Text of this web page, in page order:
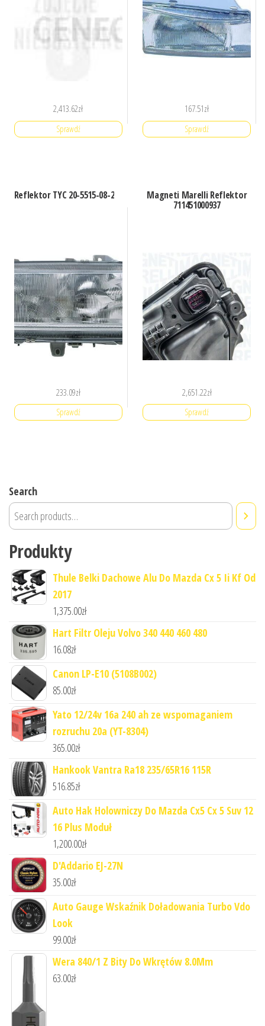
2,413.62zł
Sprawdź
167.51zł
Sprawdź
Reflektor TYC 20-5515-08-2
233.09zł
Sprawdź
Magneti Marelli Reflektor
711451000937
2,651.22zł
Sprawdź
Search
Produkty
Thule Belki Dachowe Alu Do Mazda Cx 5 Ii Kf Od
2017
1,375.00zł
Hart Filtr Oleju Volvo 340 440 460 480
16.08zł
Canon LP-E10 (5108B002)
85.00zł
Yato 12/24v 16a 240 ah ze wspomaganiem
rozruchu 20a (YT-8304)
365.00zł
Hankook Vantra Ra18 235/65R16 115R
516.85zł
Auto Hak Holowniczy Do Mazda Cx5 Cx 5 Suv 12
16 Plus Moduł
1,200.00zł
D'Addario EJ-27N
35.00zł
Auto Gauge Wskaźnik Doładowania Turbo Vdo
Look
99.00zł
Wera 840/1 Z Bity Do Wkrętów 8.0Mm
63.00zł